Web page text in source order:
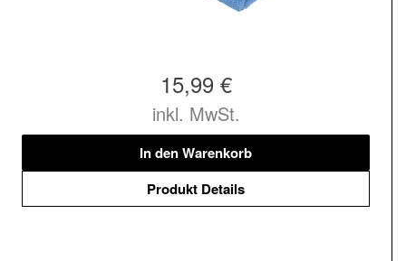
15,99 €
inkl. MwSt.
In den Warenkorb
Produkt Details